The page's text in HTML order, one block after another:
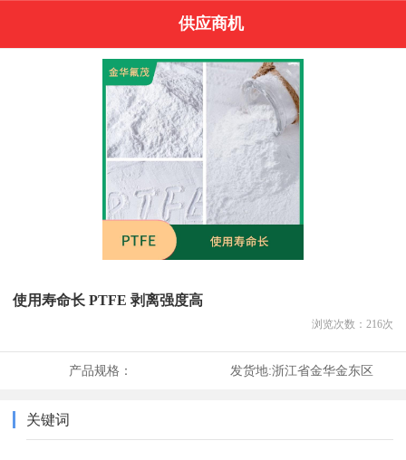
供应商机
使用寿命长 PTFE 剥离强度高
浏览次数： 216次
产品规格： 发货地:浙江省金华金东区
关键词